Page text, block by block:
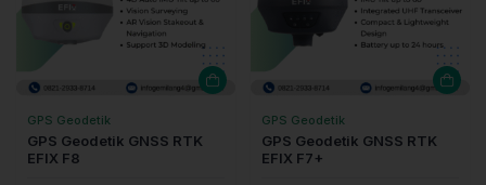
GPS Geodetik
GPS Geodetik GNSS RTK
EFIX F8
GPS Geodetik
GPS Geodetik GNSS RTK
EFIX F7+